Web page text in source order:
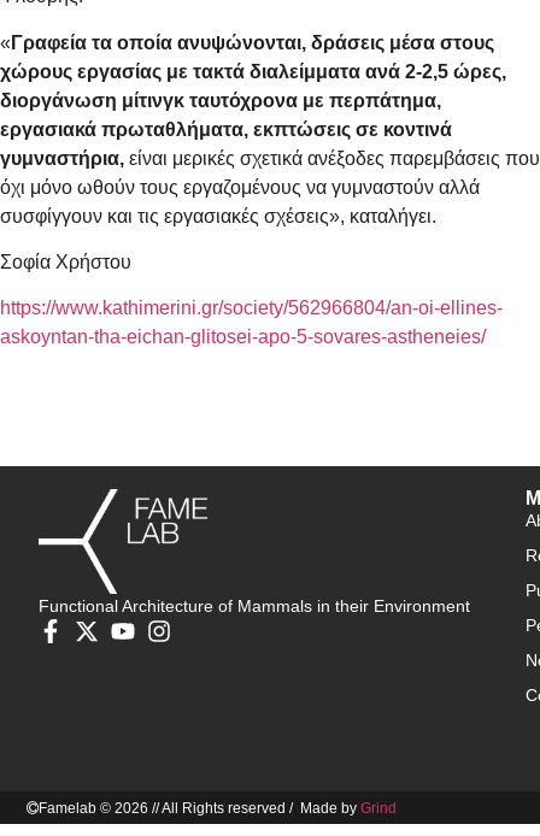
« Γραφεία τα οποία ανυψώνονται, δράσεις μέσα στους
χώρους εργασίας με τακτά διαλείμματα ανά 2-2,5 ώρες,
διοργάνωση μίτινγκ ταυτόχρονα με περπάτημα,
εργασιακά πρωταθλήματα, εκπτώσεις σε κοντινά
γυμναστήρια, είναι μερικές σχετικά ανέξοδες παρεμβάσεις που
όχι μόνο ωθούν τους εργαζομένους να γυμναστούν αλλά
συσφίγγουν και τις εργασιακές σχέσεις», καταλήγει.
Σοφία Χρήστου
https://www.kathimerini.gr/society/562966804/an-oi-ellines-
askoyntan-tha-eichan-glitosei-apo-5-sovares-astheneies/
Functional Architecture of Mammals in their Environment
Famelab © 2026 // All Rights reserved / Made byGrind